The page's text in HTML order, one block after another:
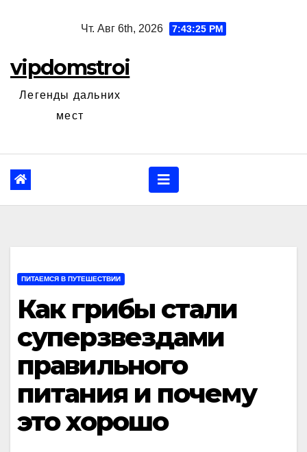
Чт. Авг 6th, 2026 7:43:27 PM
vipdomstroi
Легенды дальних
мест
ПИТАЕМСЯ В ПУТЕШЕСТВИИ
Как грибы стали
суперзвездами
правильного
питания и почему
это хорошо